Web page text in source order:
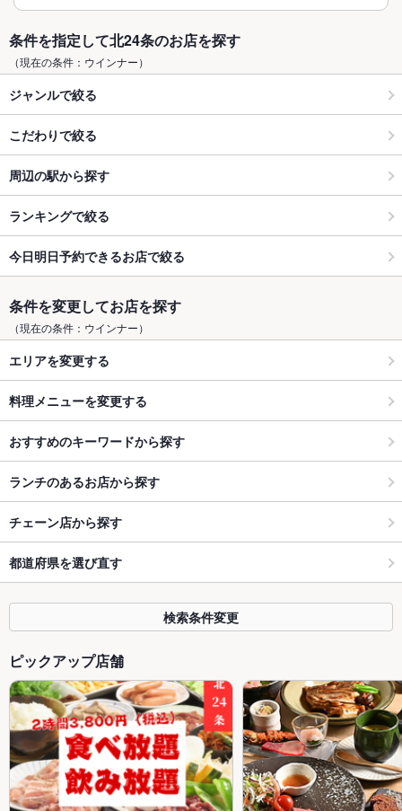
条件を指定して北24条のお店を探す
（現在の条件：ウインナー）
ジャンルで絞る
こだわりで絞る
周辺の駅から探す
ランキングで絞る
今日明日予約できるお店で絞る
条件を変更してお店を探す
（現在の条件：ウインナー）
エリアを変更する
料理メニューを変更する
おすすめのキーワードから探す
ランチのあるお店から探す
チェーン店から探す
都道府県を選び直す
検索条件変更
ピックアップ店舗